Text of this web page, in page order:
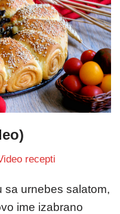
recepti
sa urnebes salatom,
ime izabrano